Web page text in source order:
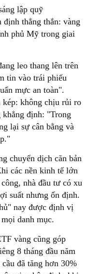
lập quỹ
định thẳng thắn: vàng
phủ Mỹ trong giai
leo thang lên trên
tin vào trái phiếu
mực an toàn".
không chịu rủi ro
định: "Trong
lại sự cân bằng và
chuyển dịch căn bản
các nền kinh tế lớn
nhà đầu tư có xu
suất nhưng ổn định.
nay được định vị
danh mục.
vàng cũng góp
8 tháng đầu năm
đã tăng hơn 30%